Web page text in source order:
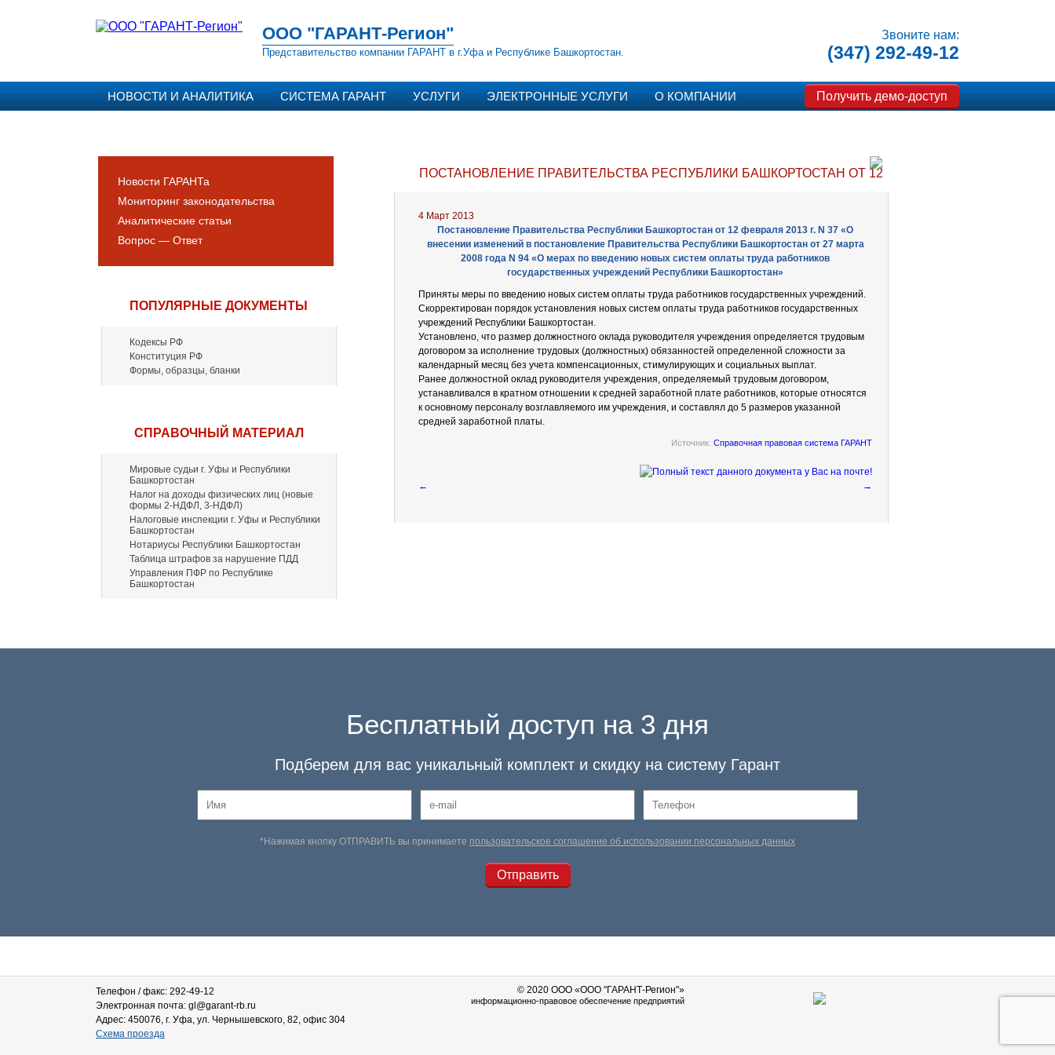
ООО "ГАРАНТ-Регион"
Представительство компании ГАРАНТ в г.Уфа и Республике Башкортостан.
Звоните нам:
(347) 292-49-12
НОВОСТИ И АНАЛИТИКА СИСТЕМА ГАРАНТ УСЛУГИ ЭЛЕКТРОННЫЕ УСЛУГИ О КОМПАНИИ Получить демо-доступ
Новости ГАРАНТа
Мониторинг законодательства
Аналитические статьи
Вопрос — Ответ
ПОПУЛЯРНЫЕ ДОКУМЕНТЫ
Кодексы РФ
Конституция РФ
Формы, образцы, бланки
СПРАВОЧНЫЙ МАТЕРИАЛ
Мировые судьи г. Уфы и Республики
Башкортостан
Налог на доходы физических лиц (новые
формы 2-НДФЛ, 3-НДФЛ)
Налоговые инспекции г. Уфы и Республики
Башкортостан
Нотариусы Республики Башкортостан
Таблица штрафов за нарушение ПДД
Управления ПФР по Республике
Башкортостан
ПОСТАНОВЛЕНИЕ ПРАВИТЕЛЬСТВА РЕСПУБЛИКИ БАШКОРТОСТАН ОТ 12 ФЕВРАЛЯ 2013 Г. N 37
4 Март 2013
Постановление Правительства Республики Башкортостан от 12 февраля 2013 г. N 37 «О
внесении изменений в постановление Правительства Республики Башкортостан от 27 марта
2008 года N 94 «О мерах по введению новых систем оплаты труда работников
государственных учреждений Республики Башкортостан»
Приняты меры по введению новых систем оплаты труда работников государственных учреждений.
Скорректирован порядок установления новых систем оплаты труда работников государственных
учреждений Республики Башкортостан.
Установлено, что размер должностного оклада руководителя учреждения определяется трудовым
договором за исполнение трудовых (должностных) обязанностей определенной сложности за
календарный месяц без учета компенсационных, стимулирующих и социальных выплат.
Ранее должностной оклад руководителя учреждения, определяемый трудовым договором,
устанавливался в кратном отношении к средней заработной плате работников, которые относятся
к основному персоналу возглавляемого им учреждения, и составлял до 5 размеров указанной
средней заработной платы.
Источник: Справочная правовая система ГАРАНТ
← →
Бесплатный доступ на 3 дня
Подберем для вас уникальный комплект и скидку на систему Гарант
*Нажимая кнопку ОТПРАВИТЬ вы принимаете пользовательское соглашение об использовании персональных данных
Телефон / факс: 292-49-12
Электронная почта: gl@garant-rb.ru
Адрес: 450076, г. Уфа, ул. Чернышевского, 82, офис 304
Схема проезда
© 2020 OOO «ООО "ГАРАНТ-Регион"»
информационно-правовое обеспечение предприятий